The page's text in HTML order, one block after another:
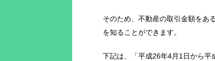
そのため、不動産の取引金額をあ
を知ることができます。
下記は、「平成26年4月1日から